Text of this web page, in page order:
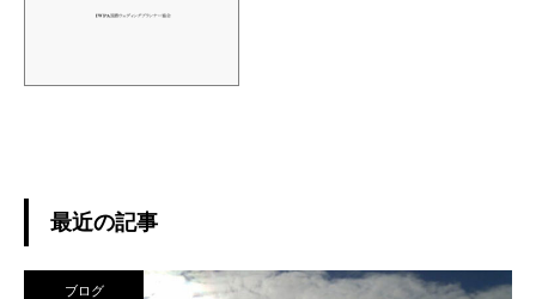
最近の記事
ブログ